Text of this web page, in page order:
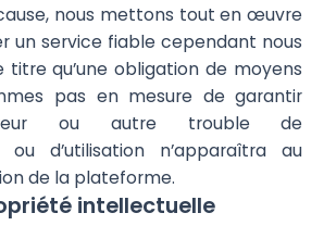
nous mettons tout en œuvre
un service fiable cependant nous
titre qu’une obligation de moyens
pas en mesure de garantir
ou autre trouble de
ou d’utilisation n’apparaîtra au
de la plateforme.
intellectuelle